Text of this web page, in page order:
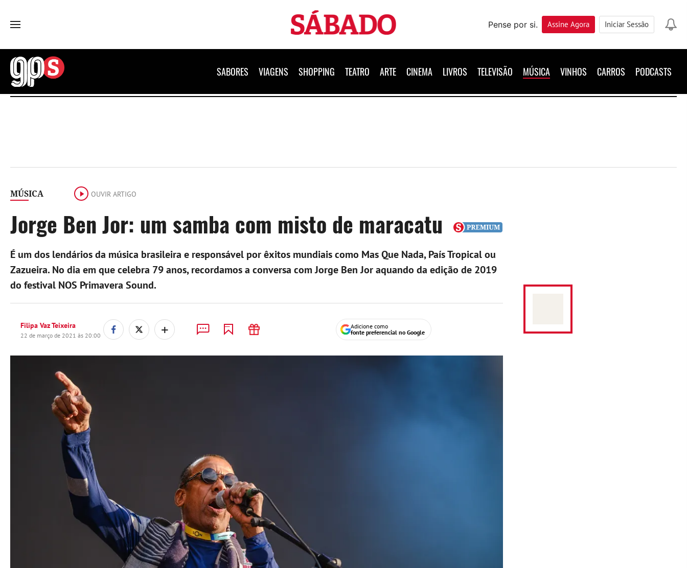
Sábado
Pense por si.
Assine Agora Iniciar Sessão
GPS
SABORES VIAGENS SHOPPING TEATRO ARTE CINEMA LIVROS TELEVISÃO MÚSICA VINHOS CARROS PODCASTS
MÚSICA OUVIR ARTIGO
Jorge Ben Jor: um samba com misto de maracatu
É um dos lendários da música brasileira e responsável por êxitos mundiais como Mas Que Nada, País Tropical ou
Zazueira. No dia em que celebra 79 anos, recordamos a conversa com Jorge Ben Jor aquando da edição de 2019
do festival NOS Primavera Sound.
Filipa Vaz Teixeira
22 de março de 2021 às 20:00 +
Adicione como
fonte preferencial no Google